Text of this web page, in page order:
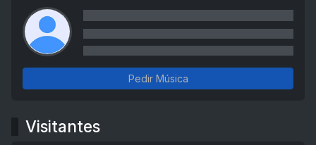
Pedir Música
Visitantes